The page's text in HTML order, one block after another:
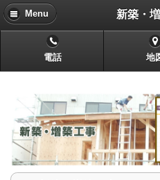
Menu 新築・
電話 地